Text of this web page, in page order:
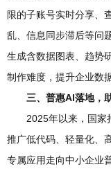
限的子账号实时分享、
乱、信息同步滞后等问
生成含数据图表、趋势
制作难度，提升企业数
三、普惠AI落地，
2025年以来，国家
推广低代码、轻量化、
专属应用走向中小企业